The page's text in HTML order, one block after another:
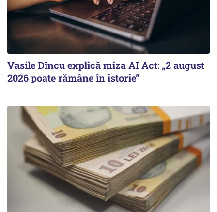
Vasile Dîncu explică miza AI Act: „2 august
2026 poate rămâne în istorie”